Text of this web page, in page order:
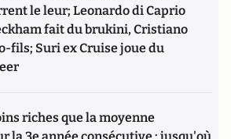
le leur; Leonardo di Caprio
fait du brukini, Cristiano
fils; Suri ex Cruise joue du
riches que la moyenne